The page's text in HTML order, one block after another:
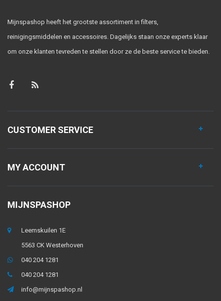
Mijnspashop heeft het grootste assortiment in filters,
reinigingsmiddelen en accessoires. Dagelijks staan onze experts klaar
om onze klanten tevreden te stellen door ze de beste service te bieden.
CUSTOMER SERVICE
MY ACCOUNT
MIJNSPASHOP
Leemskuilen 1E
5563 CK Westerhoven
040 204 1281
040 204 1281
info@mijnspashop.nl